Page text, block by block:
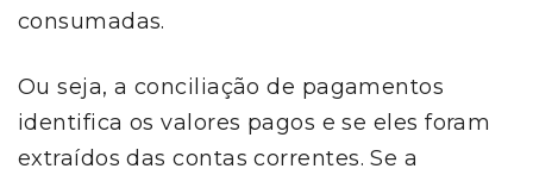
consumadas.
Ou seja, a conciliação de pagamentos
identifica os valores pagos e se eles foram
extraídos das contas correntes. Se a